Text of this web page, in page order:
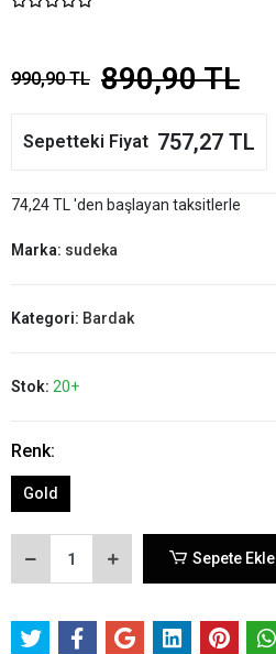
990,90 TL 890,90 TL
Sepetteki Fiyat 757,27 TL
74,24 TL 'den başlayan taksitlerle
Marka: sudeka
Kategori: Bardak
Stok: 20+
Renk:
Gold
Sepete Ekle